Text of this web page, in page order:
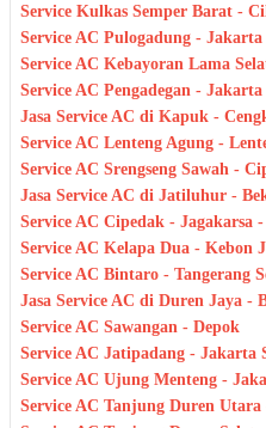
Service Kulkas Semper Barat -
Service AC Pulogadung -
Service AC Kebayoran Lama
Service AC Pengadegan - Jakarta
Jasa Service AC di Kapuk -
Service AC Lenteng Agung -
Service AC Srengseng Sawah -
Jasa Service AC di Jatiluhur -
Service AC Cipedak - Jagakarsa
Service AC Kelapa Dua - Kebon
Service AC Bintaro - Tangerang
Jasa Service AC di Duren Jaya -
Service AC Sawangan - Depok
Service AC Jatipadang - Jakarta
Service AC Ujung Menteng -
Service AC Tanjung Duren